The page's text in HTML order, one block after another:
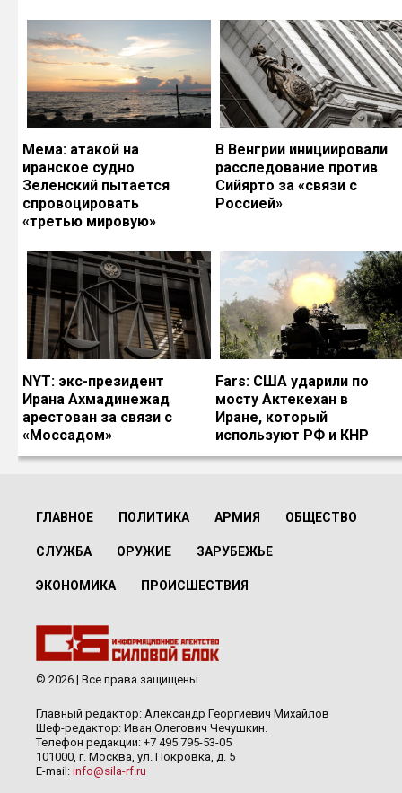
Мема: атакой на
иранское судно
Зеленский пытается
спровоцировать
«третью мировую»
В Венгрии инициировали
расследование против
Сийярто за «связи с
Россией»
NYT: экс-президент
Ирана Ахмадинежад
арестован за связи с
«Моссадом»
Fars: США ударили по
мосту Актекехан в
Иране, который
используют РФ и КНР
ГЛАВНОЕ ПОЛИТИКА АРМИЯ ОБЩЕСТВО
СЛУЖБА ОРУЖИЕ ЗАРУБЕЖЬЕ
ЭКОНОМИКА ПРОИСШЕСТВИЯ
© 2026 | Все права защищены
Главный редактор: Александр Георгиевич Михайлов
Шеф-редактор: Иван Олегович Чечушкин.
Телефон редакции: +7 495 795-53-05
101000, г. Москва, ул. Покровка, д. 5
E-mail: info@sila-rf.ru